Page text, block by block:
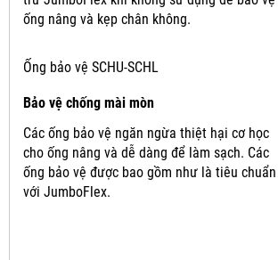
ống nâng và kẹp chân không.
Ống bảo vệ SCHU-SCHL
Bảo vệ chống mài mòn
Các ống bảo vệ ngăn ngừa thiệt hại cơ học
cho ống nâng và dễ dàng để làm sạch. Các
ống bảo vệ được bao gồm như là tiêu chuẩn
với JumboFlex.